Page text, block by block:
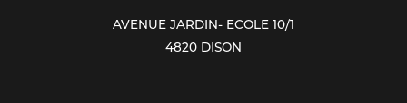
AVENUE JARDIN- ECOLE 10/1
4820 DISON